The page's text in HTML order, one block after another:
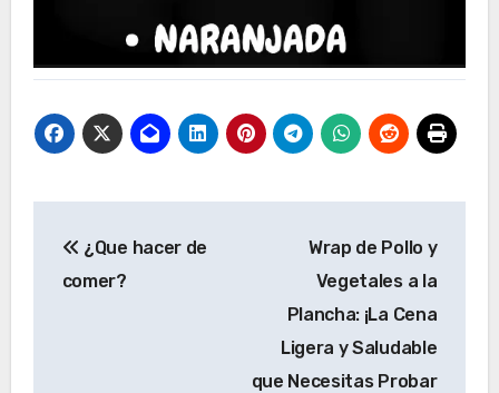
de
¿Que hacer de
comer?
Wrap de Pollo y
Vegetales a la
Plancha: ¡La Cena
Ligera y Saludable
que Necesitas Probar